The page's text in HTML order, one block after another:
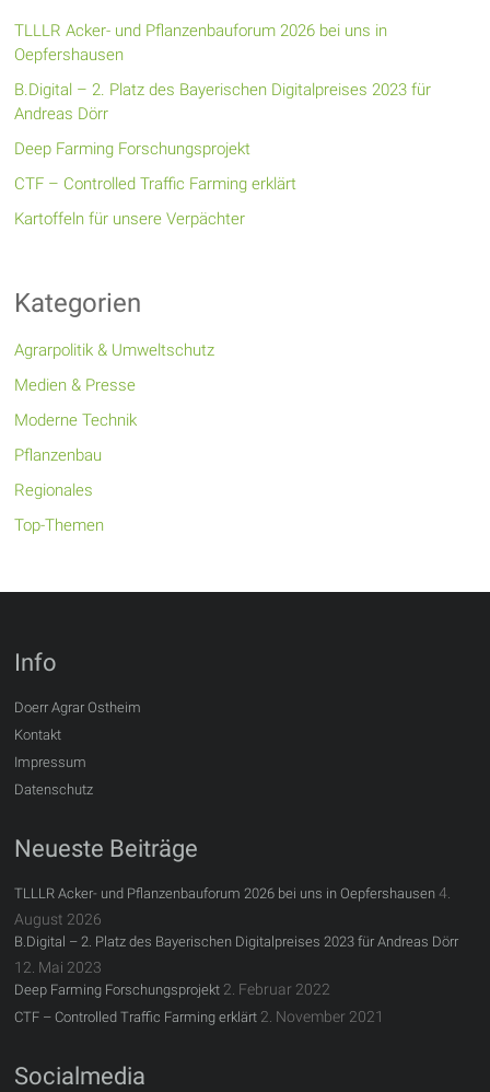
TLLLR Acker- und Pflanzenbauforum 2026 bei uns in
Oepfershausen
B.Digital – 2. Platz des Bayerischen Digitalpreises 2023 für
Andreas Dörr
Deep Farming Forschungsprojekt
CTF – Controlled Traffic Farming erklärt
Kartoffeln für unsere Verpächter
Kategorien
Agrarpolitik & Umweltschutz
Medien & Presse
Moderne Technik
Pflanzenbau
Regionales
Top-Themen
Info
Doerr Agrar Ostheim
Kontakt
Impressum
Datenschutz
Neueste Beiträge
TLLLR Acker- und Pflanzenbauforum 2026 bei uns in Oepfershausen 4.
August 2026
B.Digital – 2. Platz des Bayerischen Digitalpreises 2023 für Andreas Dörr
12. Mai 2023
Deep Farming Forschungsprojekt 2. Februar 2022
CTF – Controlled Traffic Farming erklärt 2. November 2021
Socialmedia